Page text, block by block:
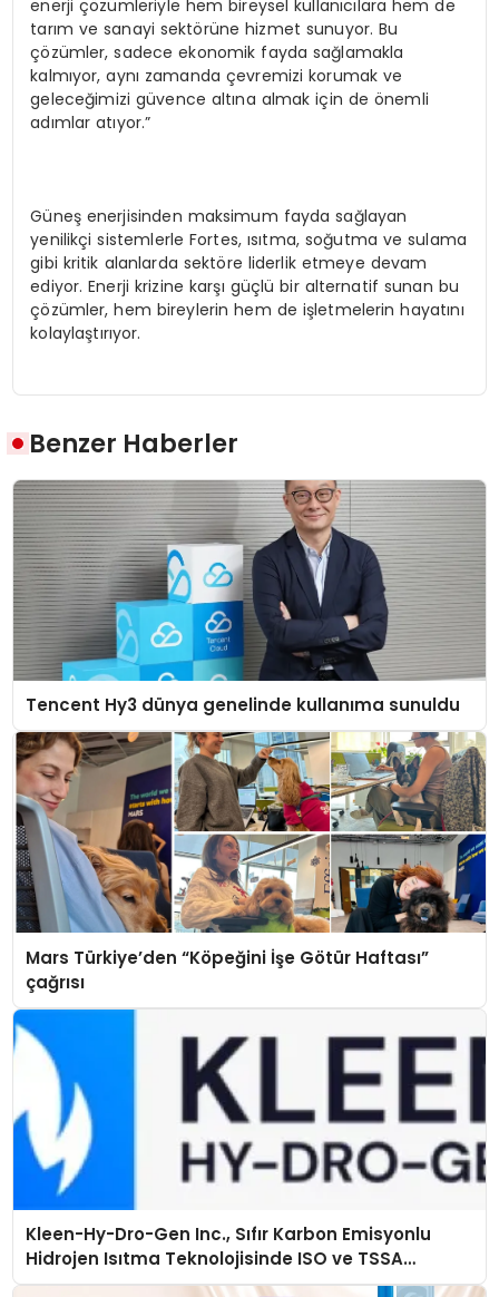
enerji çözümleriyle hem bireysel kullanıcılara hem de
tarım ve sanayi sektörüne hizmet sunuyor. Bu
çözümler, sadece ekonomik fayda sağlamakla
kalmıyor, aynı zamanda çevremizi korumak ve
geleceğimizi güvence altına almak için de önemli
adımlar atıyor.”
Güneş enerjisinden maksimum fayda sağlayan
yenilikçi sistemlerle Fortes, ısıtma, soğutma ve sulama
gibi kritik alanlarda sektöre liderlik etmeye devam
ediyor. Enerji krizine karşı güçlü bir alternatif sunan bu
çözümler, hem bireylerin hem de işletmelerin hayatını
kolaylaştırıyor.
Benzer Haberler
Tencent Hy3 dünya genelinde kullanıma sunuldu
Mars Türkiye’den “Köpeğini İşe Götür Haftası”
çağrısı
Kleen-Hy-Dro-Gen Inc., Sıfır Karbon Emisyonlu
Hidrojen Isıtma Teknolojisinde ISO ve TSSA
Düzenleyici Onaylarını Aldı